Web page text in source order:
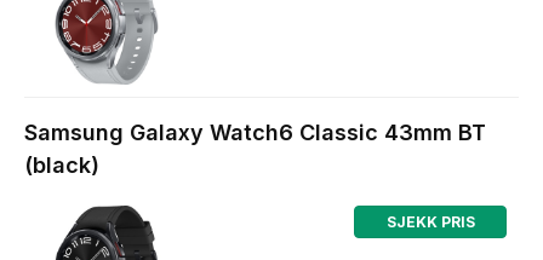
Samsung Galaxy Watch6 Classic 43mm BT
(black)
SJEKK PRIS